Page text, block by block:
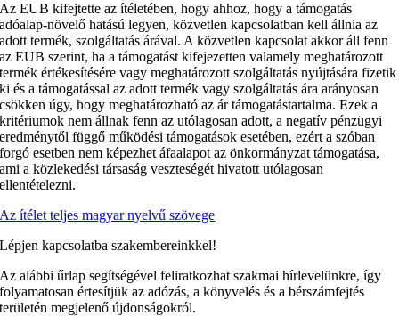
Az EUB kifejtette az ítéletében, hogy ahhoz, hogy a támogatás
adóalap-növelő hatású legyen, közvetlen kapcsolatban kell állnia az
adott termék, szolgáltatás árával. A közvetlen kapcsolat akkor áll fenn
az EUB szerint, ha a támogatást kifejezetten valamely meghatározott
termék értékesítésére vagy meghatározott szolgáltatás nyújtására fizetik
ki és a támogatással az adott termék vagy szolgáltatás ára arányosan
csökken úgy, hogy meghatározható az ár támogatástartalma. Ezek a
kritériumok nem állnak fenn az utólagosan adott, a negatív pénzügyi
eredménytől függő működési támogatások esetében, ezért a szóban
forgó esetben nem képezhet áfaalapot az önkormányzat támogatása,
ami a közlekedési társaság veszteségét hivatott utólagosan
ellentételezni.
Az ítélet teljes magyar nyelvű szövege
Lépjen kapcsolatba szakembereinkkel!
Az alábbi űrlap segítségével feliratkozhat szakmai hírlevelünkre, így
folyamatosan értesítjük az adózás, a könyvelés és a bérszámfejtés
területén megjelenő újdonságokról.